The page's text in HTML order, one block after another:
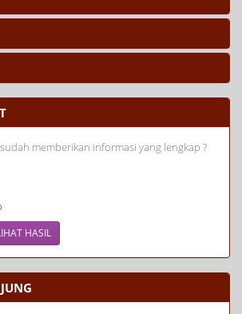
memberikan informasi yang lengkap ?
HASIL